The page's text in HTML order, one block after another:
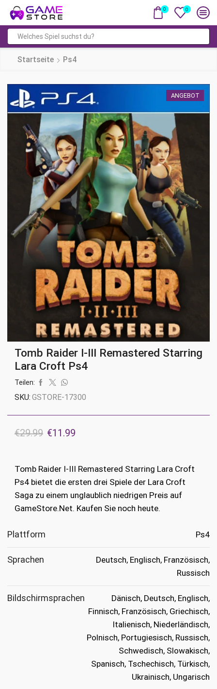
0 0
Startseite Ps4
ANGEBOT
Tomb Raider I-III Remastered Starring
Lara Croft Ps4
Teilen:
SKU: GSTORE-17300
€29.99 Ursprünglicher
war:
€29.99
€11.99
ist:
€11.99.
Tomb Raider I-III Remastered Starring Lara Croft
Ps4 bietet die ersten drei Spiele der Lara Croft
Saga zu einem unglaublich niedrigen Preis auf
GameStore.Net. Kaufen Sie noch heute.
Plattform Ps4
Sprachen
Deutsch, Englisch, Französisch,
Russisch
Bildschirmsprachen
Dänisch, Deutsch, Englisch,
Finnisch, Französisch, Griechisch,
Italienisch, Niederländisch,
Polnisch, Portugiesisch, Russisch,
Schwedisch, Slowakisch,
Spanisch, Tschechisch, Türkisch,
Ukrainisch, Ungarisch